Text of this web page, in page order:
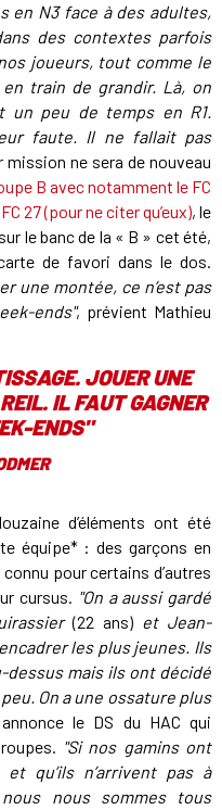
en N3 face à des adultes,
des contextes parfois
joueurs, tout comme le
train de grandir. Là, on
un peu de temps en R1.
faute. Il ne fallait pas
mission ne sera de nouveau
B avec notamment le FC
27 (pour ne citer qu’eux), le
le banc de la « B » cet été,
de favori dans le dos.
une montée, ce n’est pas
ends", prévient Mathieu
JOUER UNE
IL FAUT GAGNER
ENDS"
d’éléments ont été
équipe* : des garçons en
pour certains d’autres
cursus. "On a aussi gardé
(22 ans) et Jean-
les plus jeunes. Ils
mais ils ont décidé
On a une ossature plus
le DS du HAC qui
"Si nos gamins ont
qu’ils n’arrivent pas à
nous sommes tous